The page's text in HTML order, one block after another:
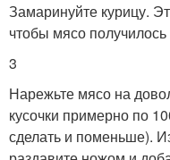
Замаринуйте курицу.
чтобы мясо
3
Нарежьте мясо на
кусочки примерно по
сделать и поменьше).